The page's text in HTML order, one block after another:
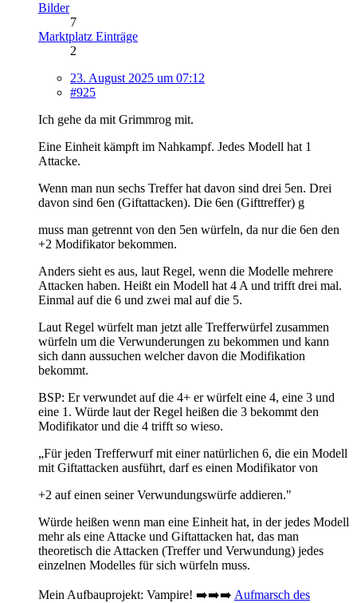
Bilder
7
Marktplatz Einträge
2
23. August 2025 um 07:12
#925
Ich gehe da mit Grimmrog mit.
Eine Einheit kämpft im Nahkampf. Jedes Modell hat 1
Attacke.
Wenn man nun sechs Treffer hat davon sind drei 5en. Drei
davon sind 6en (Giftattacken). Die 6en (Gifttreffer) g
muss man getrennt von den 5en würfeln, da nur die 6en den
+2 Modifikator bekommen.
Anders sieht es aus, laut Regel, wenn die Modelle mehrere
Attacken haben. Heißt ein Modell hat 4 A und trifft drei mal.
Einmal auf die 6 und zwei mal auf die 5.
Laut Regel würfelt man jetzt alle Trefferwürfel zusammen
würfeln um die Verwunderungen zu bekommen und kann
sich dann aussuchen welcher davon die Modifikation
bekommt.
BSP: Er verwundet auf die 4+ er würfelt eine 4, eine 3 und
eine 1. Würde laut der Regel heißen die 3 bekommt den
Modifikator und die 4 trifft so wieso.
„Für jeden Trefferwurf mit einer natürlichen 6, die ein Modell
mit Giftattacken ausführt, darf es einen Modifikator von
+2 auf einen seiner Verwundungswürfe addieren."
Würde heißen wenn man eine Einheit hat, in der jedes Modell
mehr als eine Attacke und Giftattacken hat, das man
theoretisch die Attacken (Treffer und Verwundung) jedes
einzelnen Modelles für sich würfeln muss.
Mein Aufbauprojekt: Vampire! ➡️➡️➡️ Aufmarsch des